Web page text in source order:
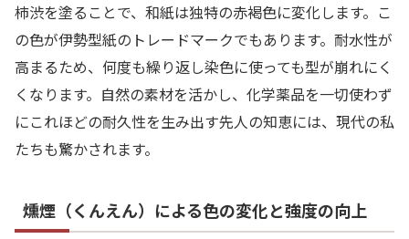
柿渋を塗ることで、和紙は独特の赤褐色に変化します。こ
の色が伊勢型紙のトレードマークでもあります。耐水性が
高まるため、何度も繰り返し染色に使っても型が崩れにく
くなります。自然の素材を活かし、化学薬品を一切使わず
にこれほどの耐久性を生み出す先人の知恵には、現代の私
たちも驚かされます。
燻煙（くんえん）による色の変化と強度の向上